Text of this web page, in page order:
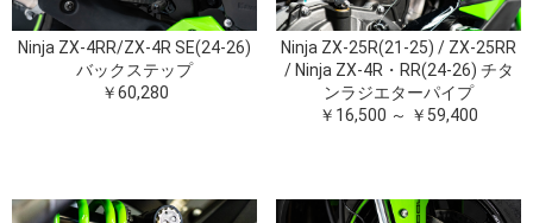
Ninja ZX-4RR/ZX-4R SE(24-26)
バックステップ
￥60,280
Ninja ZX-25R(21-25) / ZX-25RR
/ Ninja ZX-4R・RR(24-26) チタ
ンラジエターパイプ
￥16,500 ～ ￥59,400